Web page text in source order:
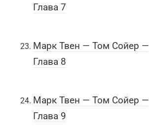
Глава 7
Марк Твен — Том Сойер —
Глава 8
Марк Твен — Том Сойер —
Глава 9